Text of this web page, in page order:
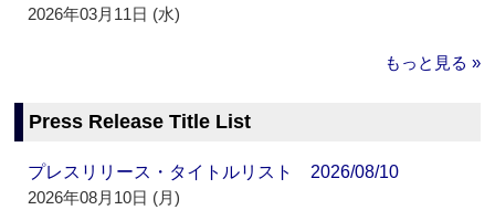
2026年03月11日 (水)
もっと見る »
Press Release Title List
プレスリリース・タイトルリスト 2026/08/10
2026年08月10日 (月)